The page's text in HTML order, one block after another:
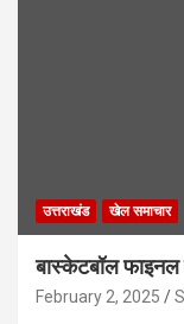
उत्तराखंड खेल समाचार
बास्केटबॉल
February 2, 2025